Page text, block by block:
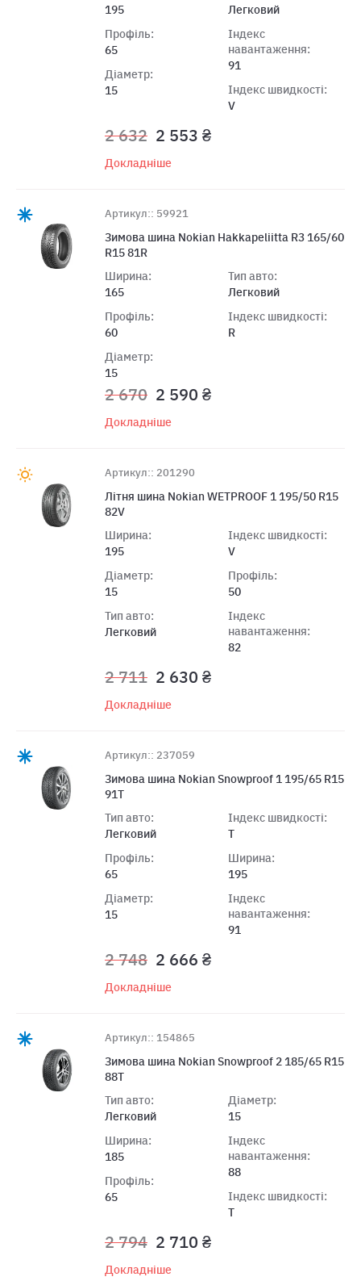
195
Профіль:
65
Діаметр:
15
Легковий
Індекс
навантаження:
91
Індекс швидкості:
V
2 632 2 553 ₴
Докладніше
Артикул:: 59921
Зимова шина Nokian Hakkapeliitta R3 165/60
R15 81R
Ширина:
165
Профіль:
60
Діаметр:
15
Тип авто:
Легковий
Індекс швидкості:
R
2 670 2 590 ₴
Докладніше
Артикул:: 201290
Літня шина Nokian WETPROOF 1 195/50 R15
82V
Ширина:
195
Діаметр:
15
Тип авто:
Легковий
Індекс швидкості:
V
Профіль:
50
Індекс
навантаження:
82
2 711 2 630 ₴
Докладніше
Артикул:: 237059
Зимова шина Nokian Snowproof 1 195/65 R15
91T
Тип авто:
Легковий
Профіль:
65
Діаметр:
15
Індекс швидкості:
T
Ширина:
195
Індекс
навантаження:
91
2 748 2 666 ₴
Докладніше
Артикул:: 154865
Зимова шина Nokian Snowproof 2 185/65 R15
88T
Тип авто:
Легковий
Ширина:
185
Профіль:
65
Діаметр:
15
Індекс
навантаження:
88
Індекс швидкості:
T
2 794 2 710 ₴
Докладніше